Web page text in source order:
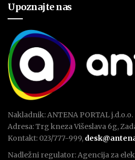
Upoznajte nas
Nakladnik: ANTENA PORTAL j.d.o.o.
Adresa: Trg kneza Višeslava 6g,
Kontakt: 023/777-999,
Nadležni regulator: Agencija za